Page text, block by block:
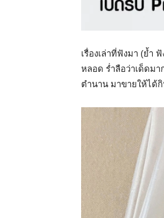
เรื่องเล่าที่ฟังมา (ย้ำ
หลอด ร่ำลือว่าเด็ดม
ตำนาน มาขายให้ได้